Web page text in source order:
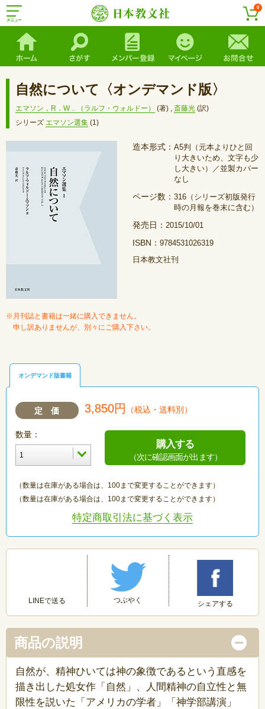
0
自然について〈オンデマンド版〉
エマソン，R．W．（ラルフ・ウォルドー） (著) , 斎藤光 (訳)
シリーズ エマソン選集 (1)
造本形式： A5判（元本よりひと回
り大きいため、文字も少
し大きい）／並製カバー
なし
ページ数： 316（シリーズ初版発行
時の月報を巻末に含む）
発売日： 2015/10/01
ISBN： 9784531026319
日本教文社刊
※月刊誌と書籍は一緒に購入できません。
申し訳ありませんが、別々にご購入下さい。
オンデマンド版書籍
定 価 3,850円 （税込・送料別）
数量：
購入する
（次に確認画面が出ます）
（数量は在庫がある場合は、100まで変更することができます）
（数量は在庫がある場合は、100まで変更することができます）
特定商取引法に基づく表示
LINEで送る つぶやく シェアする
商品の説明
自然が、精神ひいては神の象徴であるという直感を
描き出した処女作「自然」、人間精神の自立性と無
限性を説いた「アメリカの学者」「神学部講演」